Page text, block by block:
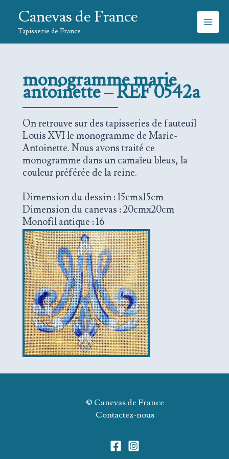
contenu
Canevas de France
Tapisserie de France
monogramme marie
antoinette – REF 0542a
On retrouve sur des tapisseries de fauteuil
Louis XVI le monogramme de Marie-
Antoinette. Nous avons traité ce
monogramme dans un camaïeu bleus, la
couleur préférée de la reine.
Dimension du dessin : 15cmx15cm
Dimension du canevas : 20cmx20cm
Monofil antique : 16
© Canevas de France
Contactez-nous